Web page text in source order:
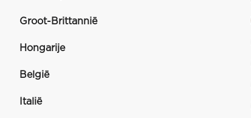
Groot-Brittannië
Hongarije
België
Italië